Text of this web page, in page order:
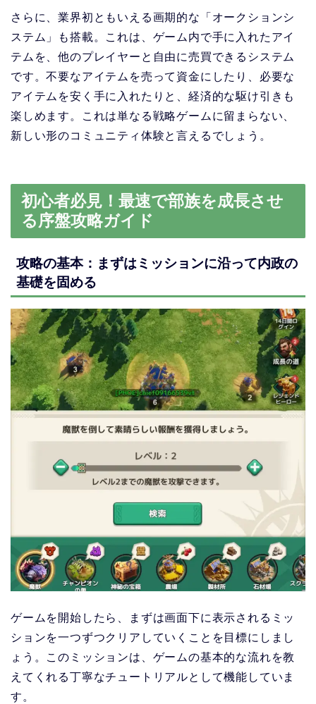
さらに、業界初ともいえる画期的な「オークションシ
ステム」も搭載。これは、ゲーム内で手に入れたアイ
テムを、他のプレイヤーと自由に売買できるシステム
です。不要なアイテムを売って資金にしたり、必要な
アイテムを安く手に入れたりと、経済的な駆け引きも
楽しめます。これは単なる戦略ゲームに留まらない、
新しい形のコミュニティ体験と言えるでしょう。
初心者必見！最速で部族を成長させ
る序盤攻略ガイド
攻略の基本：まずはミッションに沿って内政の
基礎を固める
ゲームを開始したら、まずは画面下に表示されるミッ
ションを一つずつクリアしていくことを目標にしまし
ょう。このミッションは、ゲームの基本的な流れを教
えてくれる丁寧なチュートリアルとして機能していま
す。